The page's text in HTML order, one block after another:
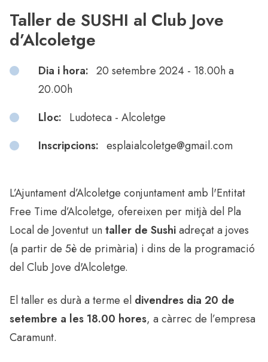
Taller de SUSHI al Club Jove
d’Alcoletge
Dia i hora: 20 setembre 2024 - 18.00h a
20.00h
Lloc: Ludoteca - Alcoletge
Inscripcions: esplaialcoletge@gmail.com
L’Ajuntament d’Alcoletge conjuntament amb l'Entitat
Free Time d’Alcoletge, ofereixen per mitjà del Pla
Local de Joventut untaller de Sushiadreçat a joves
(a partir de 5è de primària) i dins de la programació
del Club Jove d'Alcoletge.
El taller es durà a terme el divendres dia 20 de
setembre a les 18.00 hores, a càrrec de l’empresa
Caramunt.